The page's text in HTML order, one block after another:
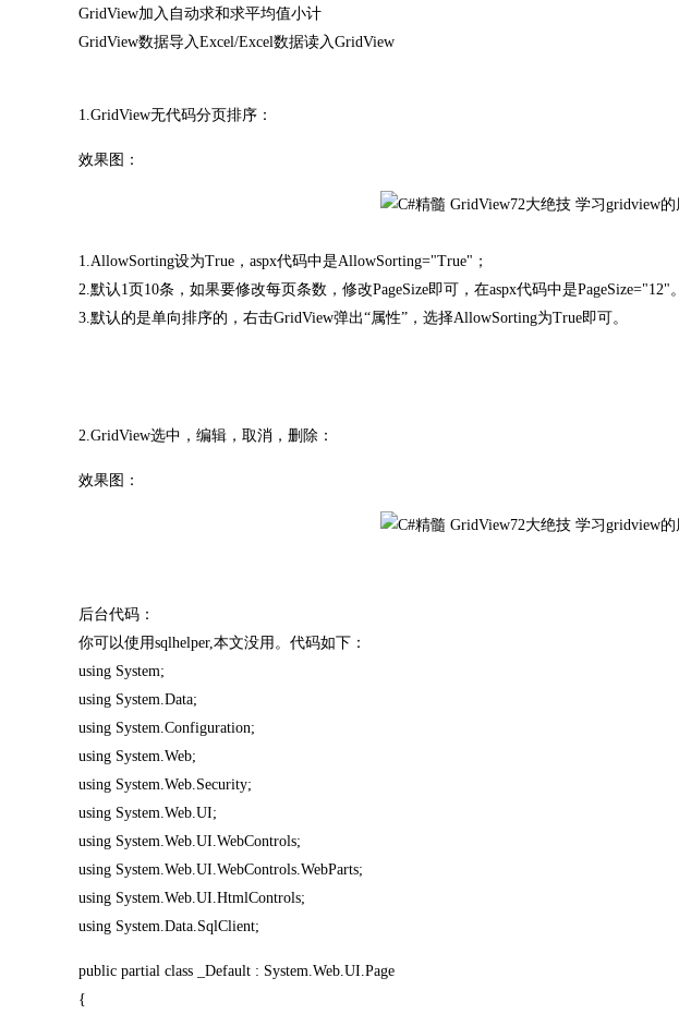
GridView加入自动求和求平均值小计
GridView数据导入Excel/Excel数据读入GridView
1.GridView无代码分页排序：
效果图：
1.AllowSorting设为True，aspx代码中是AllowSorting="True"；
2.默认1页10条，如果要修改每页条数，修改PageSize即可，在aspx代码中是PageSize="12"。
3.默认的是单向排序的，右击GridView弹出“属性”，选择AllowSorting为True即可。
2.GridView选中，编辑，取消，删除：
效果图：
后台代码：
你可以使用sqlhelper,本文没用。代码如下：
using System;
using System.Data;
using System.Configuration;
using System.Web;
using System.Web.Security;
using System.Web.UI;
using System.Web.UI.WebControls;
using System.Web.UI.WebControls.WebParts;
using System.Web.UI.HtmlControls;
using System.Data.SqlClient;
public partial class _Default : System.Web.UI.Page
{